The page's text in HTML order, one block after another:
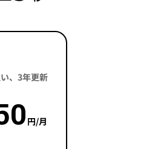
、3年更新
円/月